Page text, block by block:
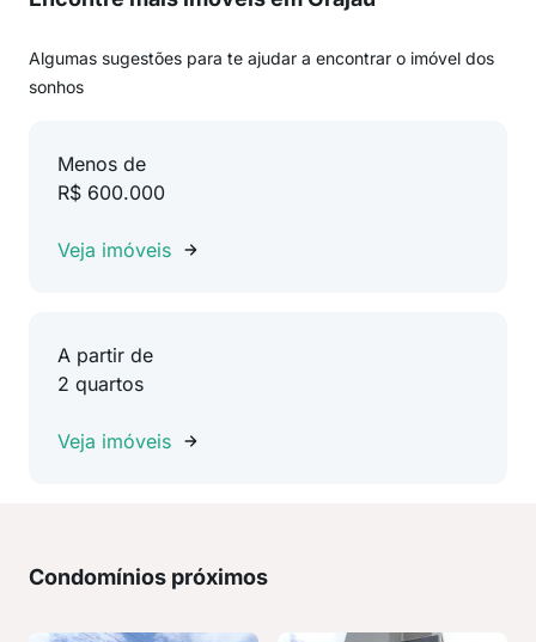
Algumas sugestões para te ajudar a encontrar o imóvel dos
sonhos
Menos de
R$ 600.000
Veja imóveis
A partir de
2 quartos
Veja imóveis
Condomínios próximos